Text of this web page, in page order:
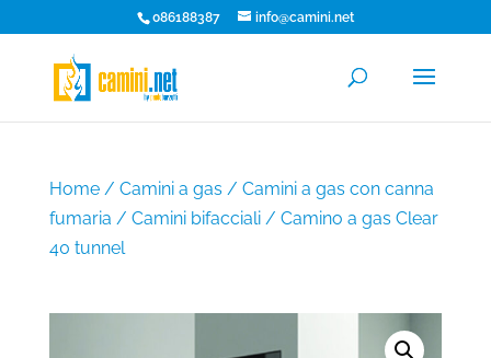
086188387 info@camini.net
Home/ Camini a gas / Camini a gas con canna
fumaria / Camini bifacciali/ Camino a gas Clear
40 tunnel